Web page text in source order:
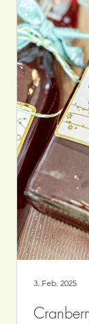
3. Feb. 2025